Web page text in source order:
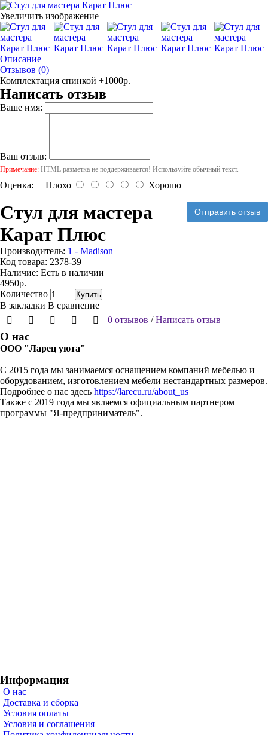
Увеличить изображение
Описание
Отзывов (0)
Комплектация спинкой +1000р.
Написать отзыв
Ваше имя:
Ваш отзыв:
Примечание: HTML разметка не поддерживается! Используйте обычный текст.
Оценка: Плохо Хорошо
Отправить отзыв
Стул для мастера
Карат Плюс
Производитель: 1 - Madison
Код товара: 2378-39
Наличие: Есть в наличии
4950р.
Количество
Купить
В закладки В сравнение
0 отзывов /Написать отзыв
О нас
ООО "Ларец уюта"
С 2015 года мы занимаемся оснащением компаний мебелью и
оборудованием, изготовлением мебели нестандартных размеров.
Подробнее о нас здесь https://larecu.ru/about_us
Также с 2019 года мы являемся официальным партнером
программы "Я-предприниматель".
Информация
О нас
Доставка и сборка
Условия оплаты
Условия и соглашения